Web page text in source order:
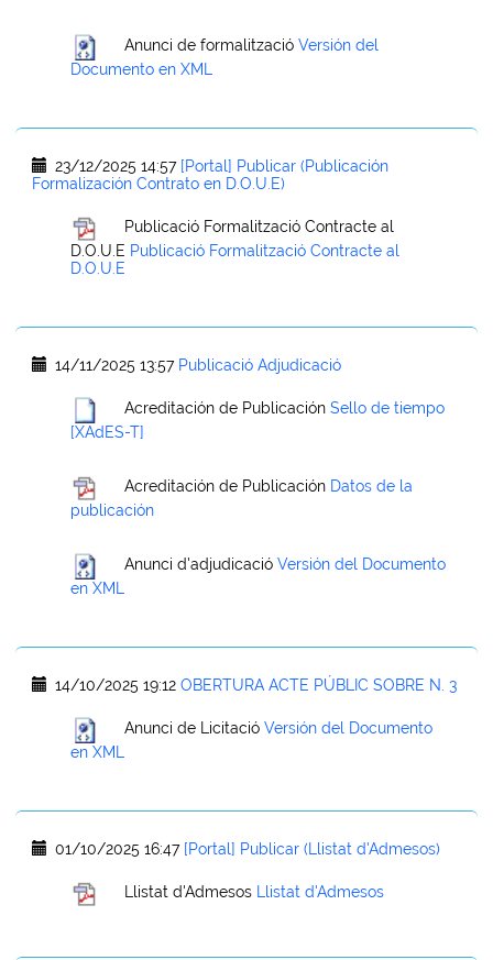
Anunci de formalització Versión del
Documento en XML
23/12/2025 14:57 [Portal] Publicar (Publicación
Formalización Contrato en D.O.U.E)
Publicació Formalització Contracte al
D.O.U.E Publicació Formalització Contracte al
D.O.U.E
14/11/2025 13:57 Publicació Adjudicació
Acreditación de Publicación Sello de tiempo
[XAdES-T]
Acreditación de Publicación Datos de la
publicación
Anunci d'adjudicació Versión del Documento
en XML
14/10/2025 19:12 OBERTURA ACTE PÚBLIC SOBRE N. 3
Anunci de Licitació Versión del Documento
en XML
01/10/2025 16:47 [Portal] Publicar (Llistat d'Admesos)
Llistat d'Admesos Llistat d'Admesos